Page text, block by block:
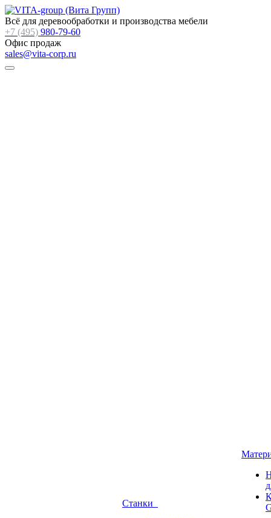
Всё для деревообработки и производства мебели
+7 (495) 980-79-60
Офис продаж
sales@vita-corp.ru
Станки